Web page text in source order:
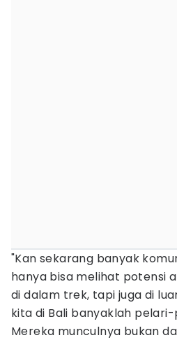
"Kan sekarang banyak
hanya bisa melihat potensi
di dalam trek, tapi juga di
kita di Bali banyaklah
Mereka munculnya bukan